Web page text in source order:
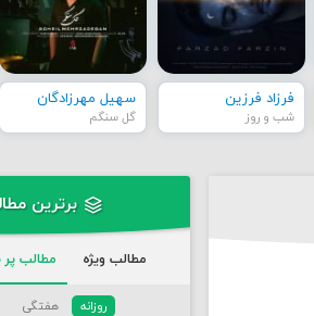
فرزاد فرزین
شب و روز
سهیل مهرزادگان
گل سنگم
برترین
مطالب ویژه مطالب پر
روزانه هفتگی